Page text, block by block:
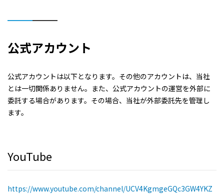
公式アカウント
公式アカウントは以下となります。その他のアカウントは、当社
とは一切関係ありません。また、公式アカウントの運営を外部に
委託する場合があります。その場合、当社が外部委託先を管理し
ます。
YouTube
https://www.youtube.com/channel/UCV4KgmgeGQc3GW4YKZ